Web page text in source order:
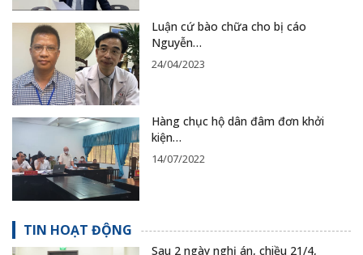
Luận cứ bào chữa cho bị cáo
Nguyễn…
24/04/2023
Hàng chục hộ dân đâm đơn khởi
kiện…
14/07/2022
TIN HOẠT ĐỘNG
Sau 2 ngày nghị án, chiều 21/4,